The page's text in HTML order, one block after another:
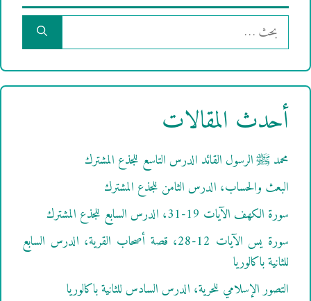
البحث
عن:
أحدث المقالات
محمد ﷺ الرسول القائد الدرس التاسع للجذع المشترك
البعث والحساب، الدرس الثامن للجذع المشترك
سورة الكهف الآيات 19-31، الدرس السابع للجذع المشترك
سورة يس الآيات 12-28، قصة أصحاب القرية، الدرس السابع
للثانية باكالوريا
التصور الإسلامي للحرية، الدرس السادس للثانية باكالوريا